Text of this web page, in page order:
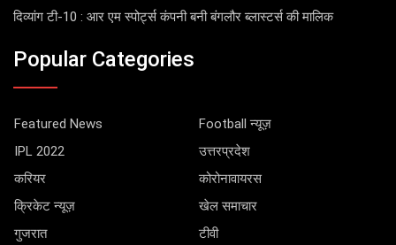
दिव्यांग टी-10 : आर एम स्पोर्ट्स कंपनी बनी बंगलौर ब्लास्टर्स की मालिक
Popular Categories
Featured News
Football न्यूज़
IPL 2022
उत्तरप्रदेश
करियर
कोरोनावायरस
क्रिकेट न्यूज़
खेल समाचार
गुजरात
टीवी